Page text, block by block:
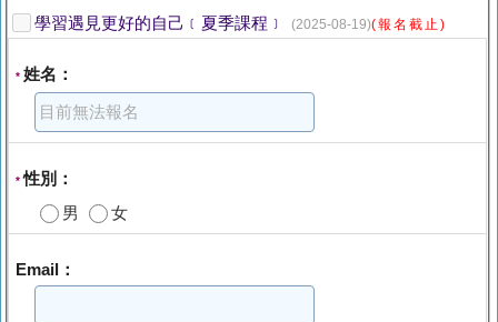
學習遇見更好的自己﹝夏季課程﹞ (2025-08-19)(報名截止)
* 姓名：
*性別：
男
女
Email：